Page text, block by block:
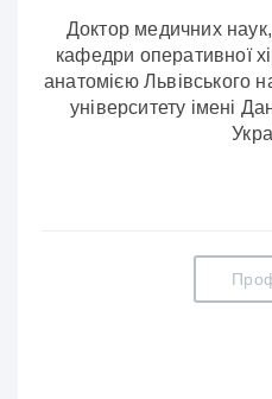
Доктор медичних
кафедри оперативної
анатомією Львівського
університету імені